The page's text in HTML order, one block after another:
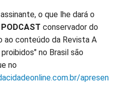
o que lhe dará o
PODCAST conservador do
ao conteúdo da Revista A
no Brasil são
no
apresen